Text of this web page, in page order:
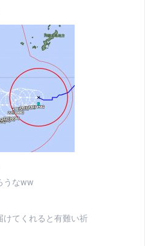
うなww
けてくれると有難い祈